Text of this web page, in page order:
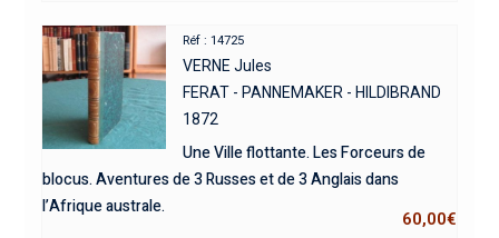
Réf : 14725
VERNE Jules
FERAT - PANNEMAKER - HILDIBRAND
1872
Une Ville flottante. Les Forceurs de
blocus. Aventures de 3 Russes et de 3 Anglais dans
l’Afrique australe.
60,00€